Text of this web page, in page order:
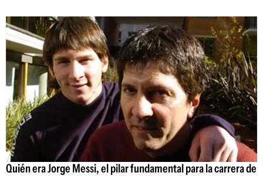
Quién era Jorge Messi, el pilar fundamental para la carrera de